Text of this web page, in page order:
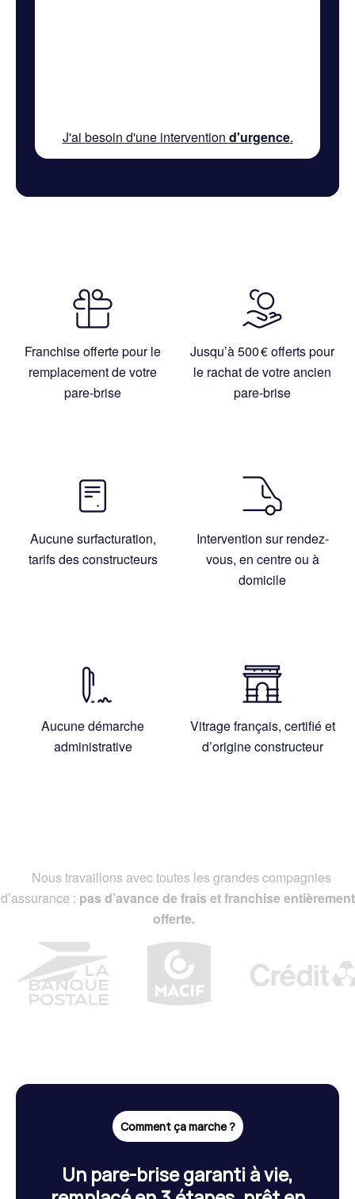
J'ai besoin d'une intervention d'urgence.
Franchise offerte pour le
remplacement de votre
pare-brise
Jusqu’à 500 € offerts pour
le rachat de votre ancien
pare-brise
Aucune surfacturation,
tarifs des constructeurs
Intervention sur rendez-
vous, en centre ou à
domicile
Aucune démarche
administrative
Vitrage français, certifié et
d’origine constructeur
Nous travaillons avec toutes les grandes compagnies
d’assurance : pas d’avance de frais et franchise entièrement
offerte.
Comment ça marche ?
Un pare-brise garanti à vie,